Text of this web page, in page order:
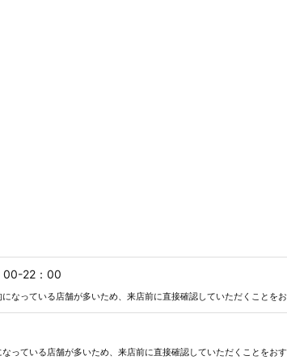
00-22：00
なっている店舗が多いため、来店前に直接確認していただくことを
っている店舗が多いため、来店前に直接確認していただくことをお